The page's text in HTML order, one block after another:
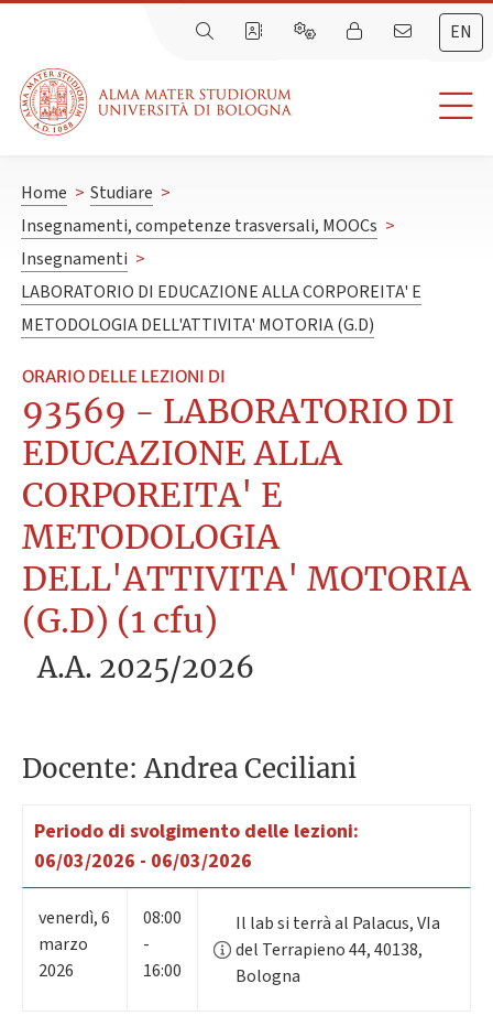
EN
Home > Studiare >
Insegnamenti, competenze trasversali, MOOCs >
Insegnamenti >
LABORATORIO DI EDUCAZIONE ALLA CORPOREITA' E
METODOLOGIA DELL'ATTIVITA' MOTORIA (G.D)
ORARIO DELLE LEZIONI DI
93569 - LABORATORIO DI
EDUCAZIONE ALLA
CORPOREITA' E
METODOLOGIA
DELL'ATTIVITA' MOTORIA
(G.D) (1 cfu)
A.A. 2025/2026
Docente: Andrea Ceciliani
Periodo di svolgimento delle lezioni:
06/03/2026 - 06/03/2026
venerdì,6
marzo
2026
08:00
-
16:00
Il lab si terrà al Palacus, VIa
del Terrapieno 44, 40138,
Bologna